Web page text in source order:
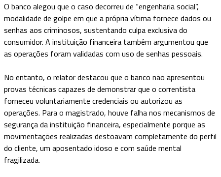
O banco alegou que o caso decorreu de “engenharia social”,
modalidade de golpe em que a própria vítima fornece dados ou
senhas aos criminosos, sustentando culpa exclusiva do
consumidor. A instituição financeira também argumentou que
as operações foram validadas com uso de senhas pessoais.
No entanto, o relator destacou que o banco não apresentou
provas técnicas capazes de demonstrar que o correntista
forneceu voluntariamente credenciais ou autorizou as
operações. Para o magistrado, houve falha nos mecanismos de
segurança da instituição financeira, especialmente porque as
movimentações realizadas destoavam completamente do perfil
do cliente, um aposentado idoso e com saúde mental
fragilizada.